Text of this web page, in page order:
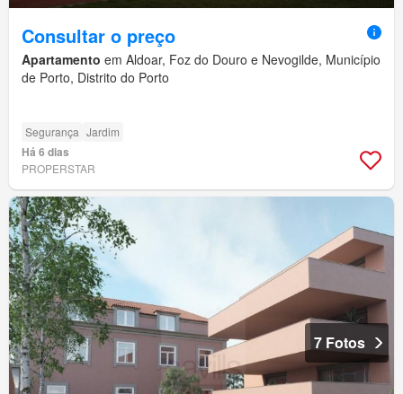
Consultar o preço
Apartamento em Aldoar, Foz do Douro e Nevogilde, Município
de Porto, Distrito do Porto
Segurança Jardim
Há 6 dias
PROPERSTAR
7 Fotos